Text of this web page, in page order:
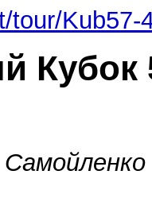
tour/Kub57-
Кубок